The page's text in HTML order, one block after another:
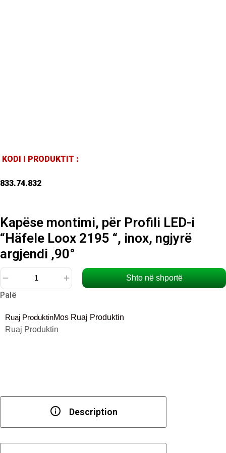
KODI I PRODUKTIT :
833.74.832
Kapëse montimi, për Profili LED-i
“Häfele Loox 2195 “, inox, ngjyrë
argjendi ,90°
Kapëse
për
Profili
ngjyrë
argjendi
Shto në shportë
Palë
Ruaj ProduktinMos Ruaj Produktin
Ruaj Produktin
Description